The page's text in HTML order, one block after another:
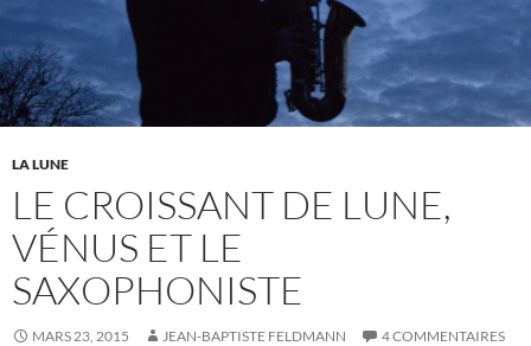
LA LUNE
LE CROISSANT DE LUNE,
VÉNUS ET LE
SAXOPHONISTE
MARS 23, 2015 JEAN-BAPTISTE FELDMANN 4 COMMENTAIRES